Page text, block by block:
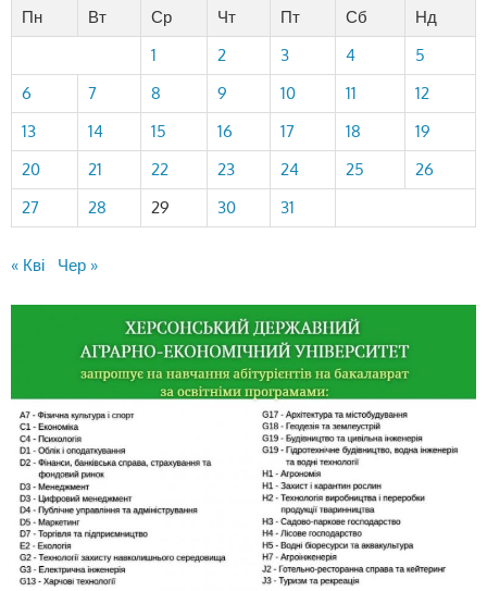
Пн
Вт Ср Чт Пт Сб
Нд
1
2 3 4
5
6
7 8 9 10 11
12
13
14 15 16 17 18
19
20
21 22 23 24 25
26
27
28 29 30 31
« Кві Чер »